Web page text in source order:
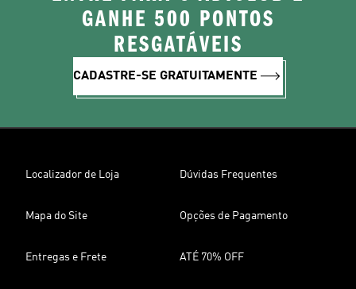
GANHE 500 PONTOS
RESGATÁVEIS
CADASTRE-SE GRATUITAMENTE
Localizador de Loja Dúvidas Frequentes
Mapa do Site Opções de Pagamento
Entregas e Frete ATÉ 70% OFF